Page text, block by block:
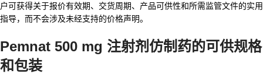
户可获得关于报价有效期、交货周期、产品可供性和所需监管文件的实用
指导，而不会涉及未经支持的价格声明。
Pemnat 500 mg 注射剂仿制药的可供规格
和包装